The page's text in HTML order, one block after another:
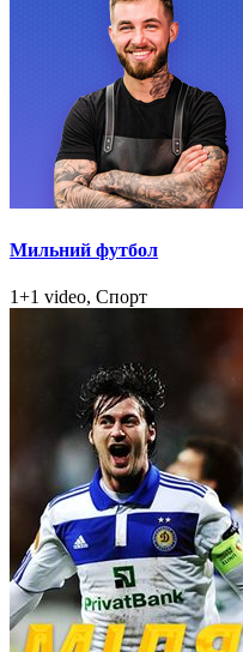
Мильний футбол
1+1 video, Спорт